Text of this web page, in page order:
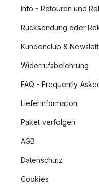
Info - Retouren und
Rücksendung oder
Kundenclub &
Widerrufsbelehrung
FAQ - Frequently
Lieferinformation
Paket verfolgen
AGB
Datenschutz
Cookies